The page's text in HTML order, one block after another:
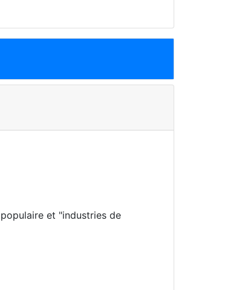
et "industries de